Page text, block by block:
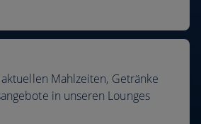
Mahlzeiten, Getränke
in unseren Lounges